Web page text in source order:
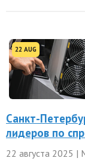
22 AUG
Санкт-
лидеров по
22 августа 2025 |